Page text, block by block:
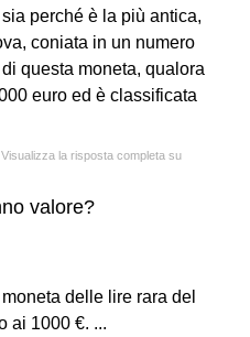
perché è la più antica,
coniata in un numero
questa moneta, qualora
euro ed è classificata
Visualizza la risposta completa su
valore?
delle lire rara del
ai 1000 €. ...